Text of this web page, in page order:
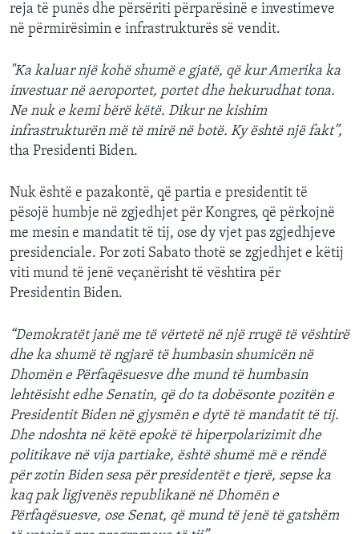
reja të punës dhe përsëriti përparësinë e investimeve
në përmirësimin e infrastrukturës së vendit.
"Ka kaluar një kohë shumë e gjatë, që kur Amerika ka
investuar në aeroportet, portet dhe hekurudhat tona.
Ne nuk e kemi bërë këtë. Dikur ne kishim
infrastrukturën më të mirë në botë. Ky është një fakt”,
tha Presidenti Biden.
Nuk është e pazakontë, që partia e presidentit të
pësojë humbje në zgjedhjet për Kongres, që përkojnë
me mesin e mandatit të tij, ose dy vjet pas zgjedhjeve
presidenciale. Por zoti Sabato thotë se zgjedhjet e këtij
viti mund të jenë veçanërisht të vështira për
Presidentin Biden.
“Demokratët janë me të vërtetë në një rrugë të vështirë
dhe ka shumë të ngjarë të humbasin shumicën në
Dhomën e Përfaqësuesve dhe mund të humbasin
lehtësisht edhe Senatin, që do ta dobësonte pozitën e
Presidentit Biden në gjysmën e dytë të mandatit të tij.
Dhe ndoshta në këtë epokë të hiperpolarizimit dhe
politikave në vija partiake, është shumë më e rëndë
për zotin Biden sesa për presidentët e tjerë, sepse ka
kaq pak ligjvenës republikanë në Dhomën e
Përfaqësuesve, ose Senat, që mund të jenë të gatshëm